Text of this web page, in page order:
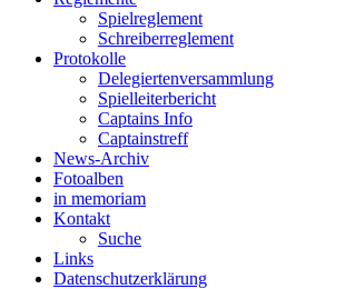
Spielreglement
Schreiberreglement
Protokolle
Delegiertenversammlung
Spielleiterbericht
Captains Info
Captainstreff
News-Archiv
Fotoalben
in memoriam
Kontakt
Suche
Links
Datenschutzerklärung